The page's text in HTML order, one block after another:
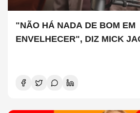
"NÃO HÁ NADA DE BOM EM
ENVELHECER", DIZ MICK